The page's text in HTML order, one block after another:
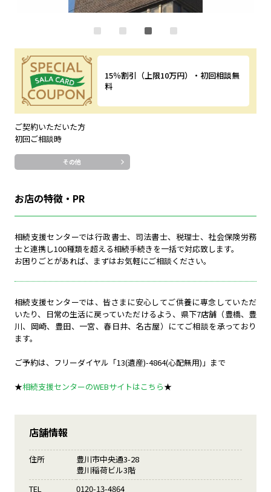
特典内容
15％割引（上限10万円）・初回相談無
料
ご契約いただいた方
初回ご相談時
その他
お店の特徴・PR
相続支援センターでは行政書士、司法書士、税理士、社会保険労務
士と連携し100種類を超える相続手続きを一括で対応致します。
お困りごとがあれば、まずはお気軽にご相談ください。
相続支援センターでは、皆さまに安心してご供養に専念していただ
いたり、日常の生活に戻っていただけるよう、県下7店舗（豊橋、豊
川、岡崎、豊田、一宮、春日井、名古屋）にてご相談を承っており
ます。
ご予約は、フリーダイヤル「13(遺産)-4864(心配無用)」まで
★相続支援センターのWEBサイトはこちら★
店舗情報
住所
豊川市中央通3-28
豊川稲荷ビル3階
TEL
0120-13-4864